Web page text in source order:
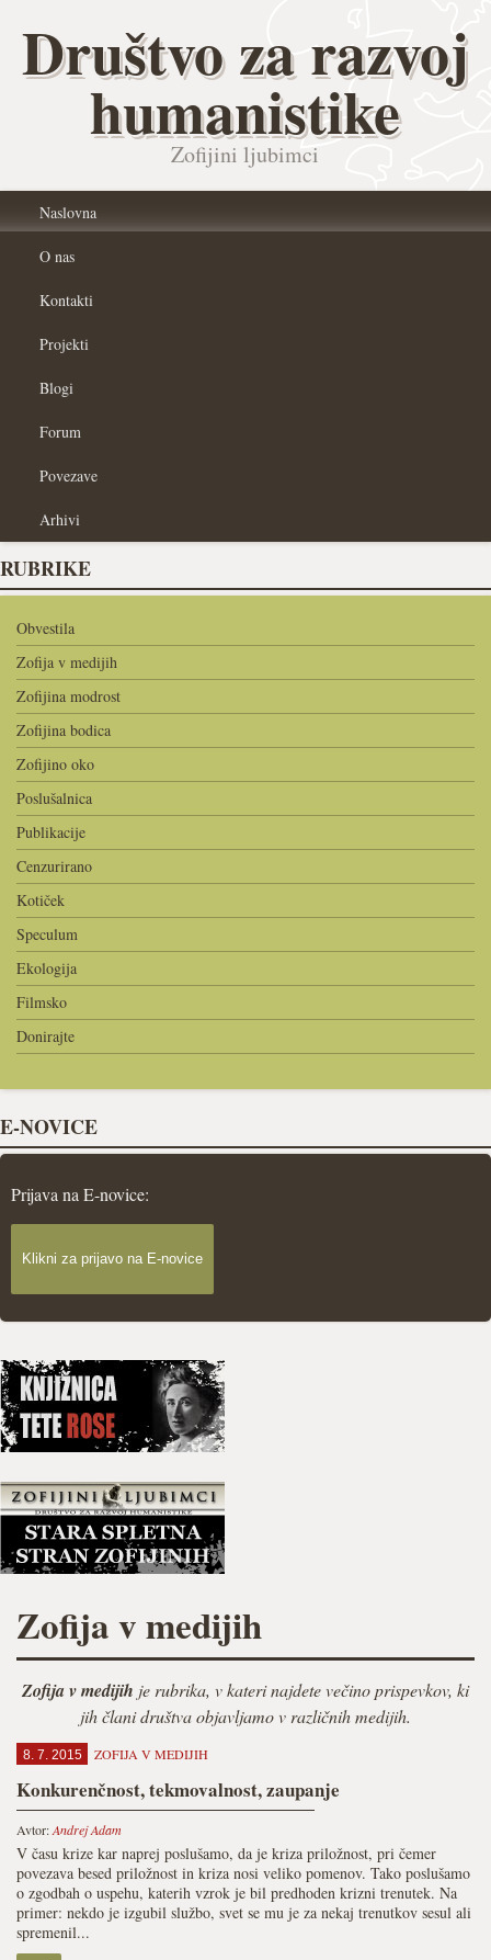
Društvo za razvoj
humanistike
Zofijini ljubimci
Naslovna
O nas
Kontakti
Projekti
Blogi
Forum
Povezave
Arhivi
RUBRIKE
Obvestila
Zofija v medijih
Zofijina modrost
Zofijina bodica
Zofijino oko
Poslušalnica
Publikacije
Cenzurirano
Kotiček
Speculum
Ekologija
Filmsko
Donirajte
E-NOVICE
Prijava na E-novice:
Klikni za prijavo na E-novice
Zofija v medijih
Zofija v medijih je rubrika, v kateri najdete večino prispevkov, ki
jih člani društva objavljamo v različnih medijih.
8. 7. 2015 ZOFIJA V MEDIJIH
Konkurenčnost, tekmovalnost, zaupanje
Avtor:Andrej Adam
V času krize kar naprej poslušamo, da je kriza priložnost, pri čemer
povezava besed priložnost in kriza nosi veliko pomenov. Tako poslušamo
o zgodbah o uspehu, katerih vzrok je bil predhoden krizni trenutek. Na
primer: nekdo je izgubil službo, svet se mu je za nekaj trenutkov sesul ali
spremenil...